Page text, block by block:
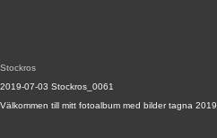
Stockros
2019-07-03 Stockros_0061
Välkommen till mitt fotoalbum med bilder tagna 2019.